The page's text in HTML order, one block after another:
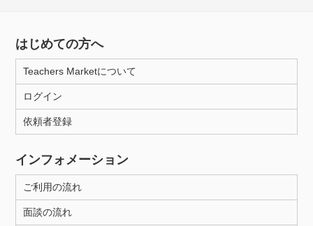
はじめての方へ
Teachers Marketについて
ログイン
依頼者登録
インフォメーション
ご利用の流れ
面談の流れ